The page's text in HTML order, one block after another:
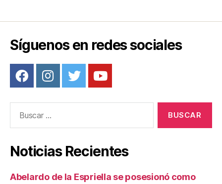
k
Síguenos en redes sociales
Noticias Recientes
Abelardo de la Espriella se posesionó como